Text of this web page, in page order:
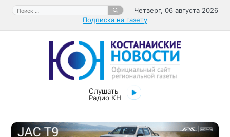
Перейти
содержимому
Поиск:
Четверг, 06 августа 2026
Подписка на газету
Слушать
Радио КН